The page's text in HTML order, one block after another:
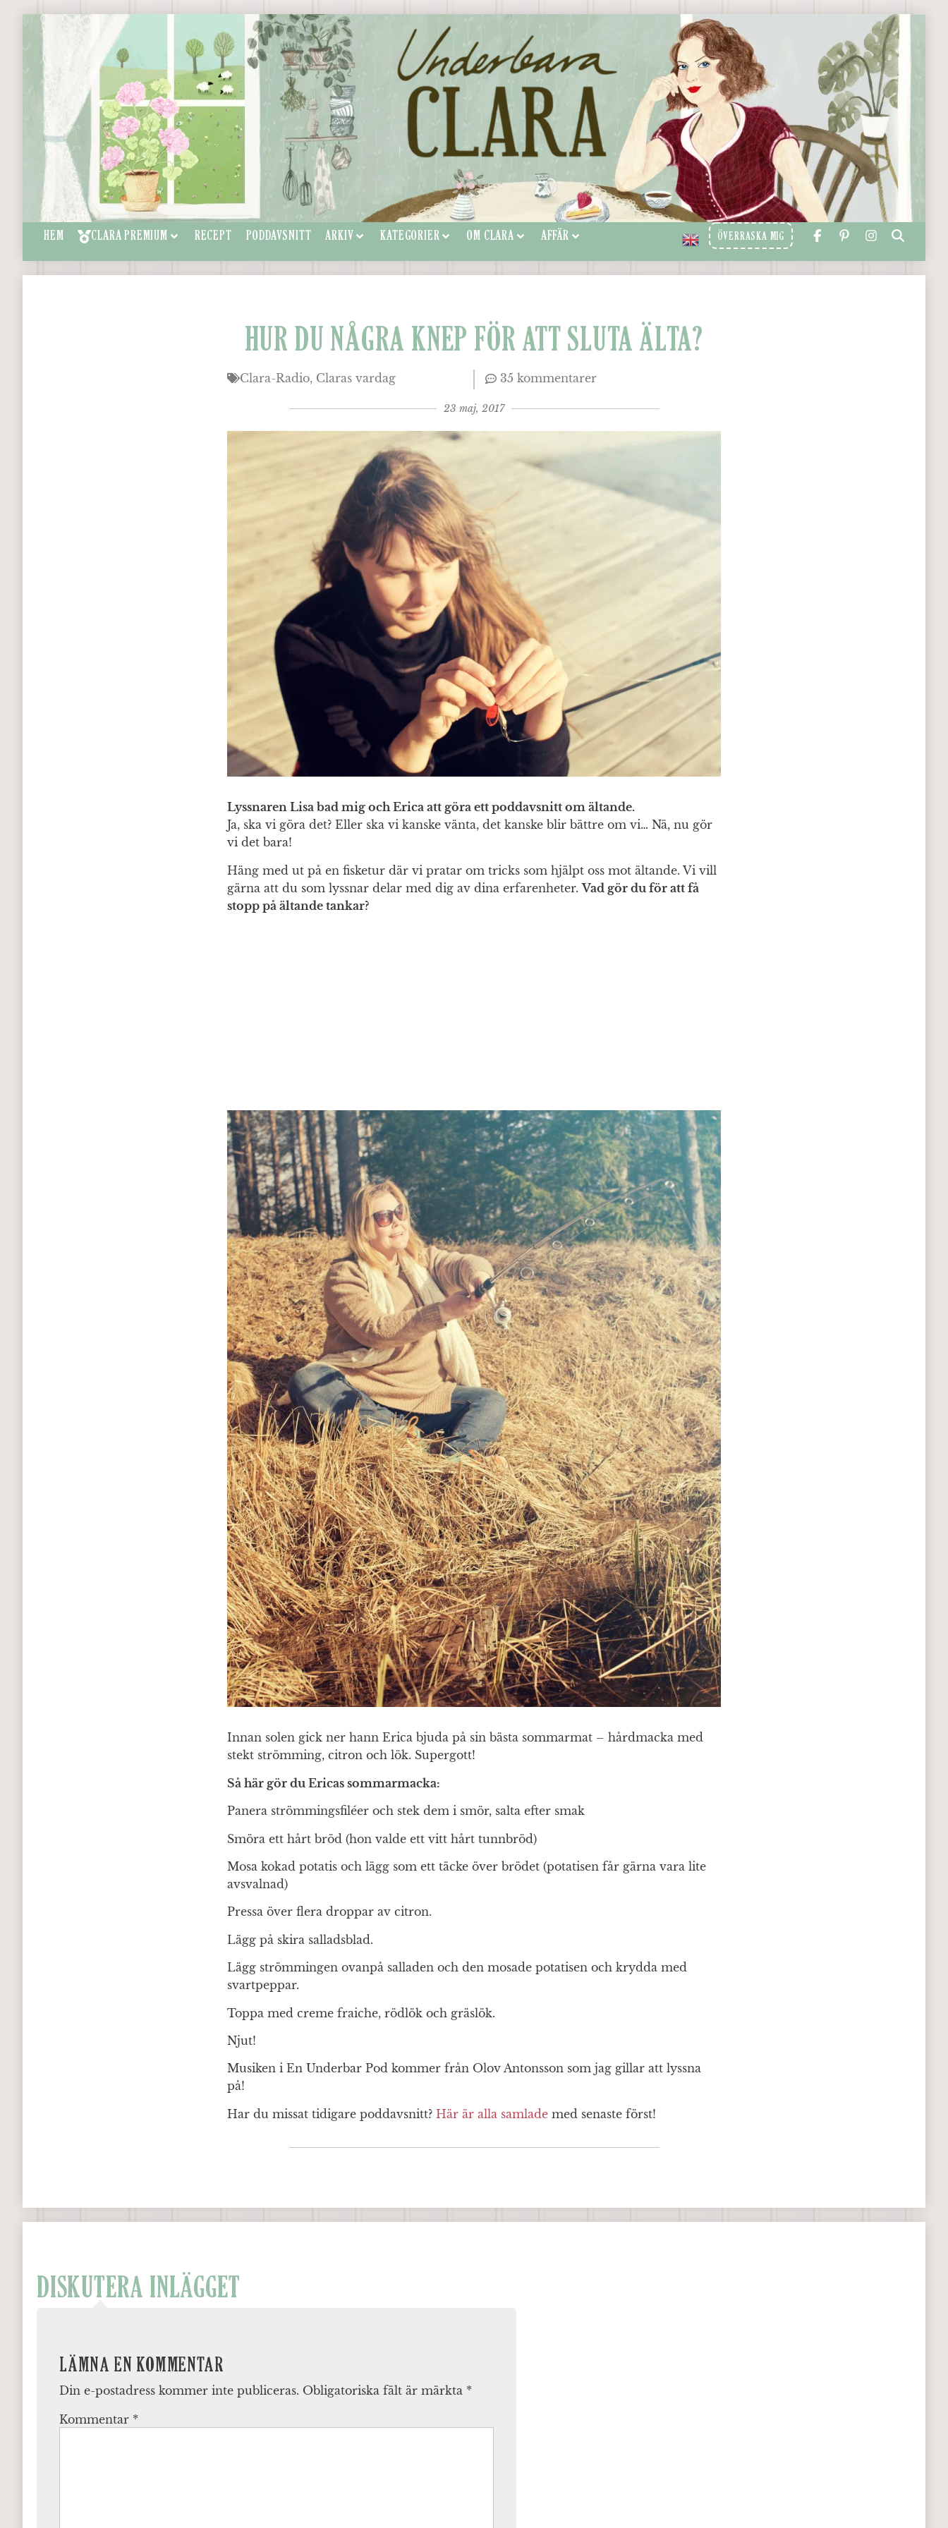
HEM CLARA PREMIUM RECEPT PODDAVSNITT ARKIV KATEGORIER OM CLARA AFFÄR ÖVERRASKA MIG
HUR DU NÅGRA KNEP FÖR ATT SLUTA ÄLTA?
Clara-Radio Claras vardag 35 kommentarer
23 maj, 2017
Lyssnaren Lisa bad mig och Erica att göra ett poddavsnitt om ältande.
Ja, ska vi göra det? Eller ska vi kanske vänta, det kanske blir bättre om vi… Nä, nu gör
vi det bara!
Häng med ut på en fisketur där vi pratar om tricks som hjälpt oss mot ältande. Vi vill
gärna att du som lyssnar delar med dig av dina erfarenheter.Vad gör du för att få
stopp på ältande tankar?
Innan solen gick ner hann Erica bjuda på sin bästa sommarmat – hårdmacka med
stekt strömming, citron och lök. Supergott!
Så här gör du Ericas sommarmacka:
Panera strömmingsfiléer och stek dem i smör, salta efter smak
Smöra ett hårt bröd (hon valde ett vitt hårt tunnbröd)
Mosa kokad potatis och lägg som ett täcke över brödet (potatisen får gärna vara lite
avsvalnad)
Pressa över flera droppar av citron.
Lägg på skira salladsblad.
Lägg strömmingen ovanpå salladen och den mosade potatisen och krydda med
svartpeppar.
Toppa med creme fraiche, rödlök och gräslök.
Njut!
Musiken i En Underbar Pod kommer från Olov Antonsson som jag gillar att lyssna
på!
Har du missat tidigare poddavsnitt? Här är alla samlade med senaste först!
DISKUTERA INLÄGGET
LÄMNA EN KOMMENTAR
Din e-postadress kommer inte publiceras. Obligatoriska fält är märkta *
Kommentar *